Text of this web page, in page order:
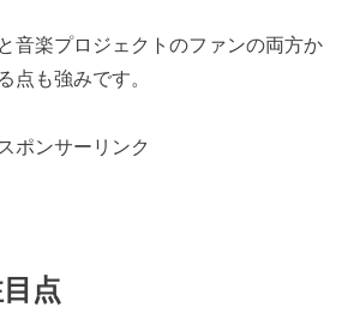
音楽プロジェクトのファンの両方か
点も強みです。
スポンサーリンク
点